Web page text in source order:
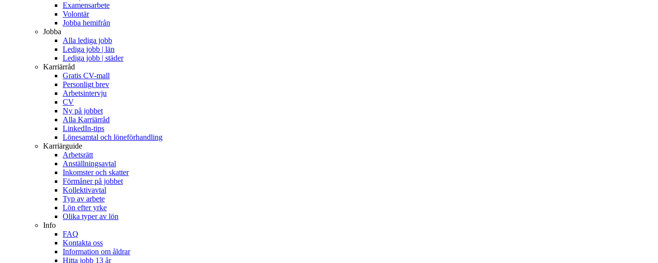
Examensarbete
Volontär
Jobba hemifrån
Jobba
Alla lediga jobb
Lediga jobb | län
Lediga jobb | städer
Karriärråd
Gratis CV-mall
Personligt brev
Arbetsintervju
CV
Ny på jobbet
Alla Karriärråd
LinkedIn-tips
Lönesamtal och löneförhandling
Karriärguide
Arbetsrätt
Anställningsavtal
Inkomster och skatter
Förmåner på jobbet
Kollektivavtal
Typ av arbete
Lön efter yrke
Olika typer av lön
Info
FAQ
Kontakta oss
Information om åldrar
Hitta jobb 13 år